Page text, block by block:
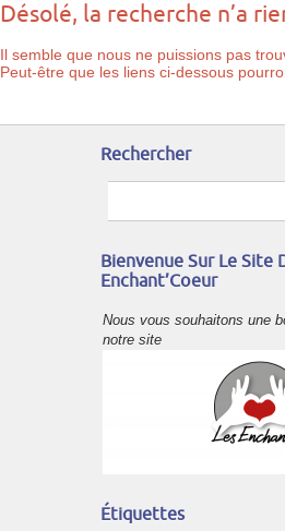
Désolé, la recherche n’a
Il semble que nous ne puissions pas
Peut-être que les liens ci-dessous
Rechercher
Bienvenue Sur Le Site
Enchant’Coeur
Nous vous souhaitons une
notre site
Étiquettes